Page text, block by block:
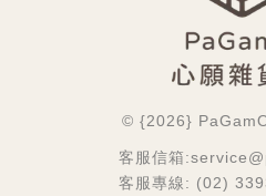
© {2026} PaGamO
客服信箱
客服專線: (02)